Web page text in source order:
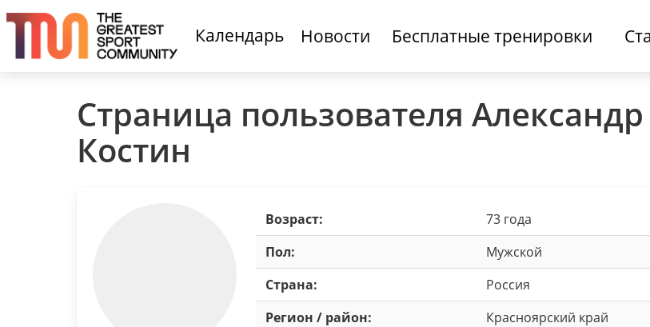
Календарь Новости Бесплатные тренировки
Страница пользователя Александр
Костин
Возраст:
73 года
Пол:
Мужской
Страна:
Россия
Регион / район:
Красноярский край